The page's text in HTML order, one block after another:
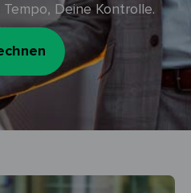
Deine Kontrolle.